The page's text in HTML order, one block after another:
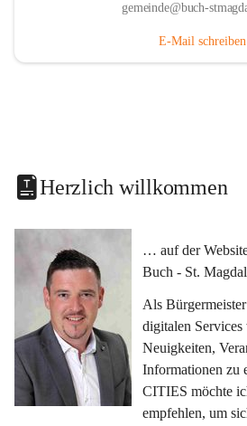
gemeinde@buch-
E-Mail schreiben
Herzlich willkommen
… auf der
Buch - St.
Als
digitalen
Neuigkeiten,
Informationen zu
CITIES möchte
empfehlen, um